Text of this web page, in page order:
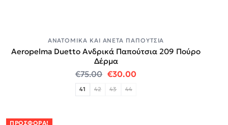
ΑΝΑΤΟΜΙΚΆ ΚΑΙ ΆΝΕΤΑ ΠΑΠΟΎΤΣΙΑ
Aeropelma Duetto Ανδρικά Παπούτσια 209 Πούρο
Δέρμα
€75.00 Original price was: €75.00.
€30.00Η τρέχουσα τιμή
41 42 43 44
ΠΡΟΣΦΟΡΆ!